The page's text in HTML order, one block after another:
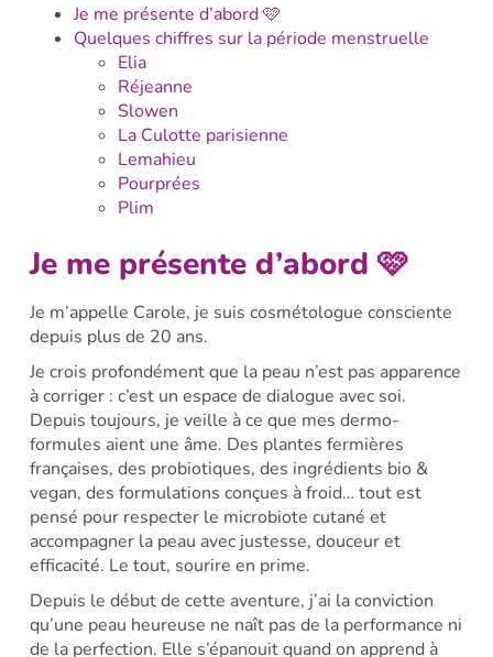
Je me présente d’abord 🩷
Quelques chiffres sur la période menstruelle
Elia
Réjeanne
Slowen
La Culotte parisienne
Lemahieu
Pourprées
Plim
Je me présente d’abord 🩷
Je m’appelle Carole, je suis cosmétologue consciente
depuis plus de 20 ans.
Je crois profondément que la peau n’est pas apparence
à corriger : c’est un espace de dialogue avec soi.
Depuis toujours, je veille à ce que mes dermo-
formules aient une âme. Des plantes fermières
françaises, des probiotiques, des ingrédients bio &
vegan, des formulations conçues à froid… tout est
pensé pour respecter le microbiote cutané et
accompagner la peau avec justesse, douceur et
efficacité. Le tout, sourire en prime.
Depuis le début de cette aventure, j’ai la conviction
qu’une peau heureuse ne naît pas de la performance ni
de la perfection. Elle s’épanouit quand on apprend à